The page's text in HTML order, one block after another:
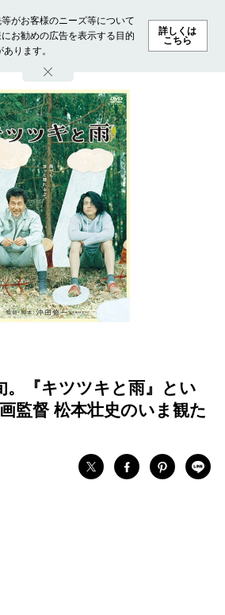
がお客様のニーズ等について
お勧めの広告を表示する目的
ります。
詳しくは
こちら
ランキング ファッション ビューテ
。『キツツキと雨』とい
監督 松本壮史のいま観た